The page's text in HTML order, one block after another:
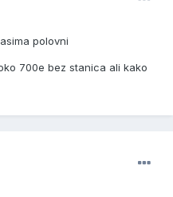
polovni
700e bez stanica ali kako